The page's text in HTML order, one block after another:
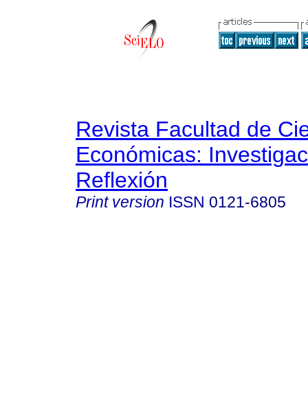
Revista Facultad de
Económicas:
Reflexión
Print version ISSN 0121-6805